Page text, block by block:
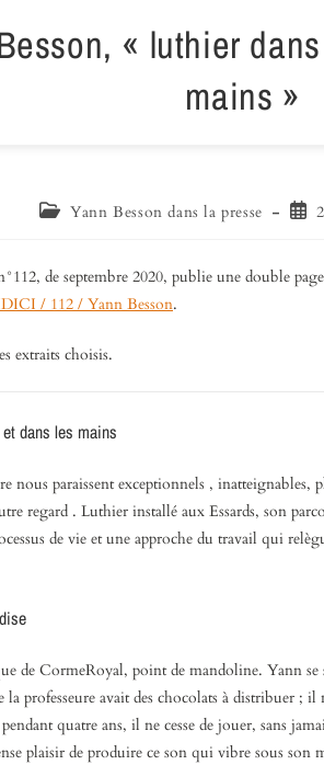
« luthier
mains »
Yann Besson dans la presse
de septembre 2020, publie une double
/ 112 / Yann Besson.
extraits choisis.
et dans les mains
nous paraissent exceptionnels , inatteignables,
regard . Luthier installé aux Essards, son
de vie et une approche du travail qui
de Corme­Royal, point de mandoline. Yann
la professeure avait des chocolats à distribuer ;
quatre ans, il ne cesse de jouer, sans
plaisir de produire ce son qui vibre sous son